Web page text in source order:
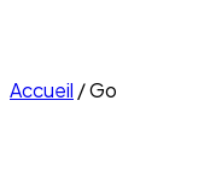
Accueil /Go